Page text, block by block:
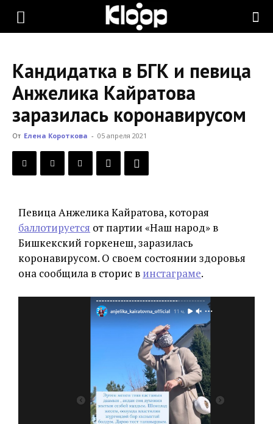
KLOOP.KG
Новости
Кыргызстана
Кандидатка в БГК и певица
Анжелика Кайратова
заразилась коронавирусом
От Елена Короткова - 05 апреля 2021
Певица Анжелика Кайратова, которая
баллотируется от партии «Наш народ» в
Бишкекский горкенеш, заразилась
коронавирусом. О своем состоянии здоровья
она сообщила в сторис в инстаграме.